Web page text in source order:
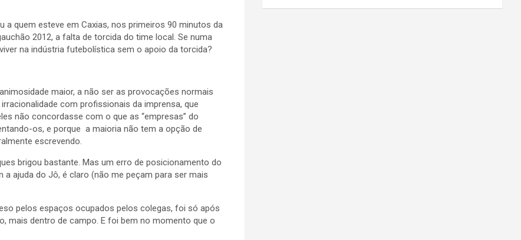
a quem esteve em Caxias, nos primeiros 90 minutos da
2012, a falta de torcida do time local. Se numa
na indústria futebolística sem o apoio da torcida?
maior, a não ser as provocações normais
com profissionais da imprensa, que
não concordasse com o que as “empresas” do
os, e porque a maioria não tem a opção de
escrevendo.
brigou bastante. Mas um erro de posicionamento do
ajuda do Jô, é claro (não me peçam para ser mais
pelos espaços ocupados pelos colegas, foi só após
mais dentro de campo. E foi bem no momento que o